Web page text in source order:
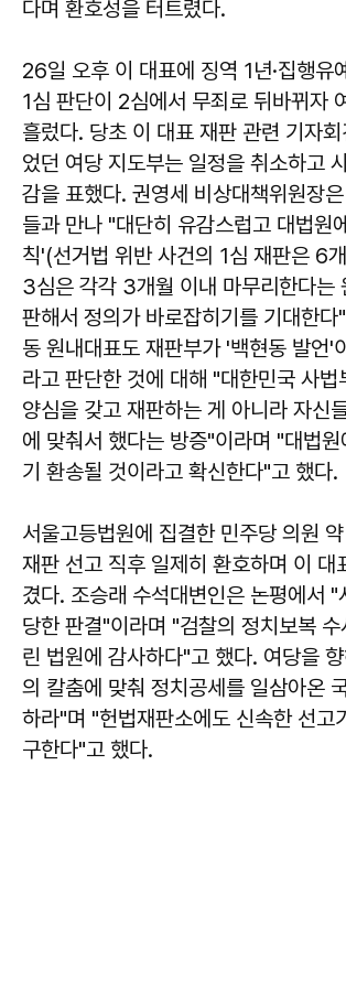
다며 환호성을 터트렸다.
26일 오후 이 대표에 징역 1년·집행유
1심 판단이 2심에서 무죄로 뒤바뀌자
흘렀다. 당초 이 대표 재판 관련 기자회
었던 여당 지도부는 일정을 취소하고
감을 표했다. 권영세 비상대책위원장
들과 만나 "대단히 유감스럽고 대법
칙'(선거법 위반 사건의 1심 재판은 6
3심은 각각 3개월 이내 마무리한다는
판해서 정의가 바로잡히기를 기대한다
동 원내대표도 재판부가 '백현동 발언'
라고 판단한 것에 대해 "대한민국 사법
양심을 갖고 재판하는 게 아니라 자신
에 맞춰서 했다는 방증"이라며 "대법
기 환송될 것이라고 확신한다"고 했다.
서울고등법원에 집결한 민주당 의원
재판 선고 직후 일제히 환호하며 이 대
겼다. 조승래 수석대변인은 논평에서 "
당한 판결"이라며 "검찰의 정치보복
린 법원에 감사하다"고 했다. 여당을
의 칼춤에 맞춰 정치공세를 일삼아온
하라"며 "헌법재판소에도 신속한 선고
구한다"고 했다.